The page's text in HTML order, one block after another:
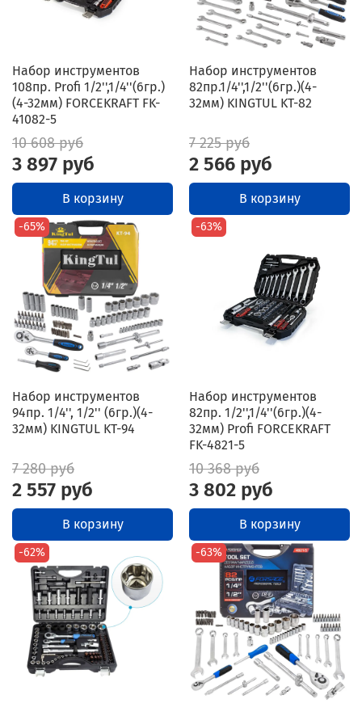
Набор инструментов
108пр. Profi 1/2'',1/4''(6гр.)
(4-32мм) FORCEKRAFT FK-
41082-5
10 608 руб
3 897 руб
В корзину
Набор инструментов
82пр.1/4'',1/2''(6гр.)(4-
32мм) KINGTUL KT-82
7 225 руб
2 566 руб
В корзину
-65%
Набор инструментов
94пр. 1/4'', 1/2'' (6гр.)(4-
32мм) KINGTUL KT-94
7 280 руб
2 557 руб
В корзину
-63%
Набор инструментов
82пр. 1/2'',1/4''(6гр.)(4-
32мм) Profi FORCEKRAFT
FK-4821-5
10 368 руб
3 802 руб
В корзину
-62% -63%